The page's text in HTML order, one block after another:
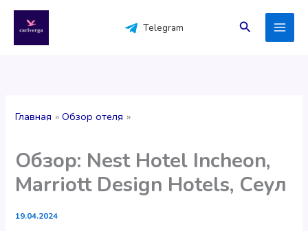
содержимому
Telegram Поиск
Главная Обзор отеля
Обзор: Nest Hotel Incheon,
Marriott Design Hotels, Сеул
19.04.2024